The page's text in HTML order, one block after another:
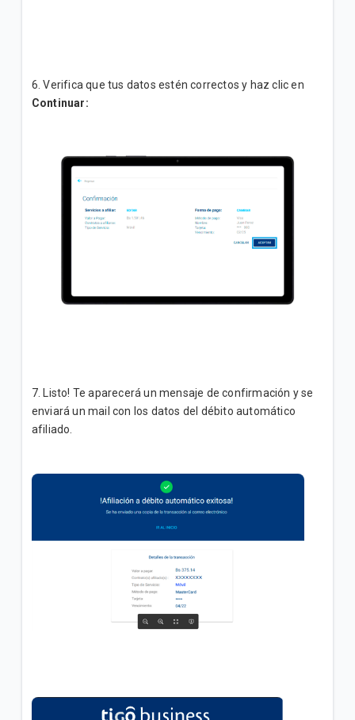
6. Verifica que tus datos estén correctos y haz clic en
Continuar:
7. Listo! Te aparecerá un mensaje de confirmación y se
enviará un mail con los datos del débito automático
afiliado.